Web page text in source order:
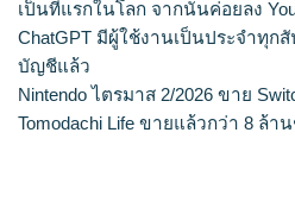
เป็นที่แรกในโลก จากนั้นค่อยลง
ChatGPT มีผู้ใช้งานเป็นประจำทุก
บัญชีแล้ว
Nintendo ไตรมาส 2/2026 ขาย
Tomodachi Life ขายแล้วกว่า 8 ล้า